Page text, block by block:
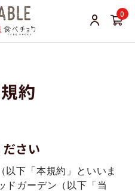
0
約
さい
下「本規約」といいま
ドガーデン（以下「当